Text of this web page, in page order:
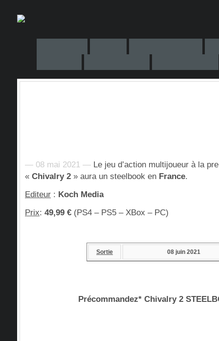
— 08 mai 2021 — Le jeu d’action multijoueur à la
« Chivalry 2 » aura un steelbook en France.
Editeur : Koch Media
Prix: 49,99 € (PS4 – PS5 – XBox – PC)
Sortie 08 juin 2021
Précommandez* Chivalry 2